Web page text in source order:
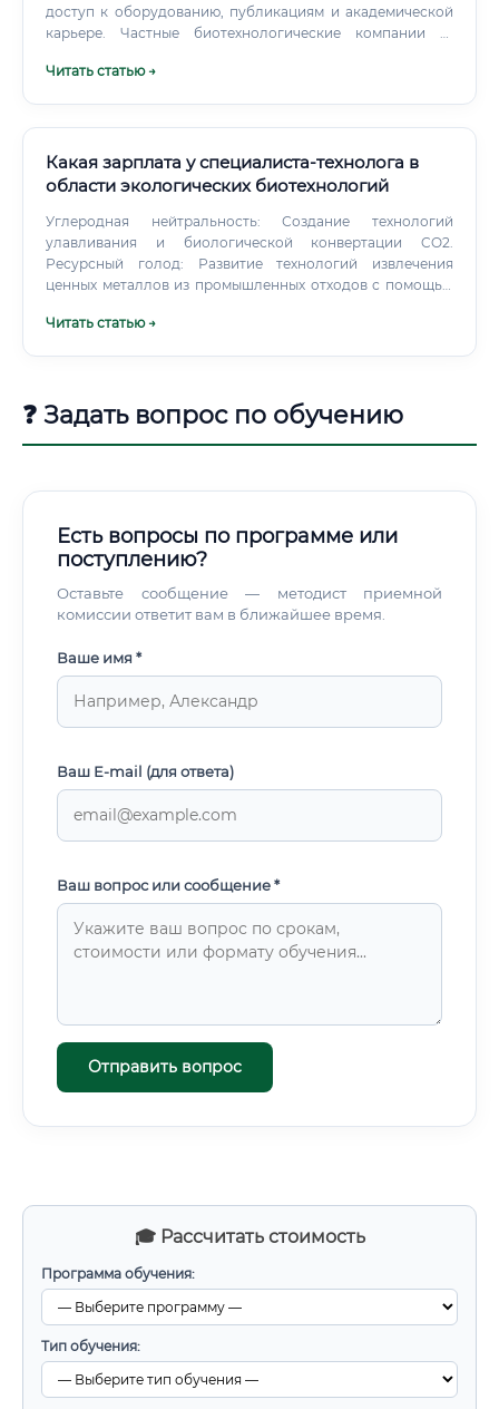
🎓 Рассчитать стоимость
Программа обучения:
Тип обучения:
доступ к оборудованию, публикациям и академической
карьере. Частные биотехнологические компании —
лаборатории — предлагают рыночные зарплаты, но
Читать статью →
Какая зарплата у специалиста-технолога в
области экологических биотехнологий
Углеродная нейтральность: Создание технологий
улавливания и биологической конвертации CO2.
Ресурсный голод: Развитие технологий извлечения
ценных металлов из промышленных отходов с помощью
Читать статью →
❓ Задать вопрос по обучению
Есть вопросы по программе или
поступлению?
Оставьте сообщение — методист приемной
комиссии ответит вам в ближайшее время.
Ваше имя *
Ваш E-mail (для ответа)
Ваш вопрос или сообщение *
Отправить вопрос